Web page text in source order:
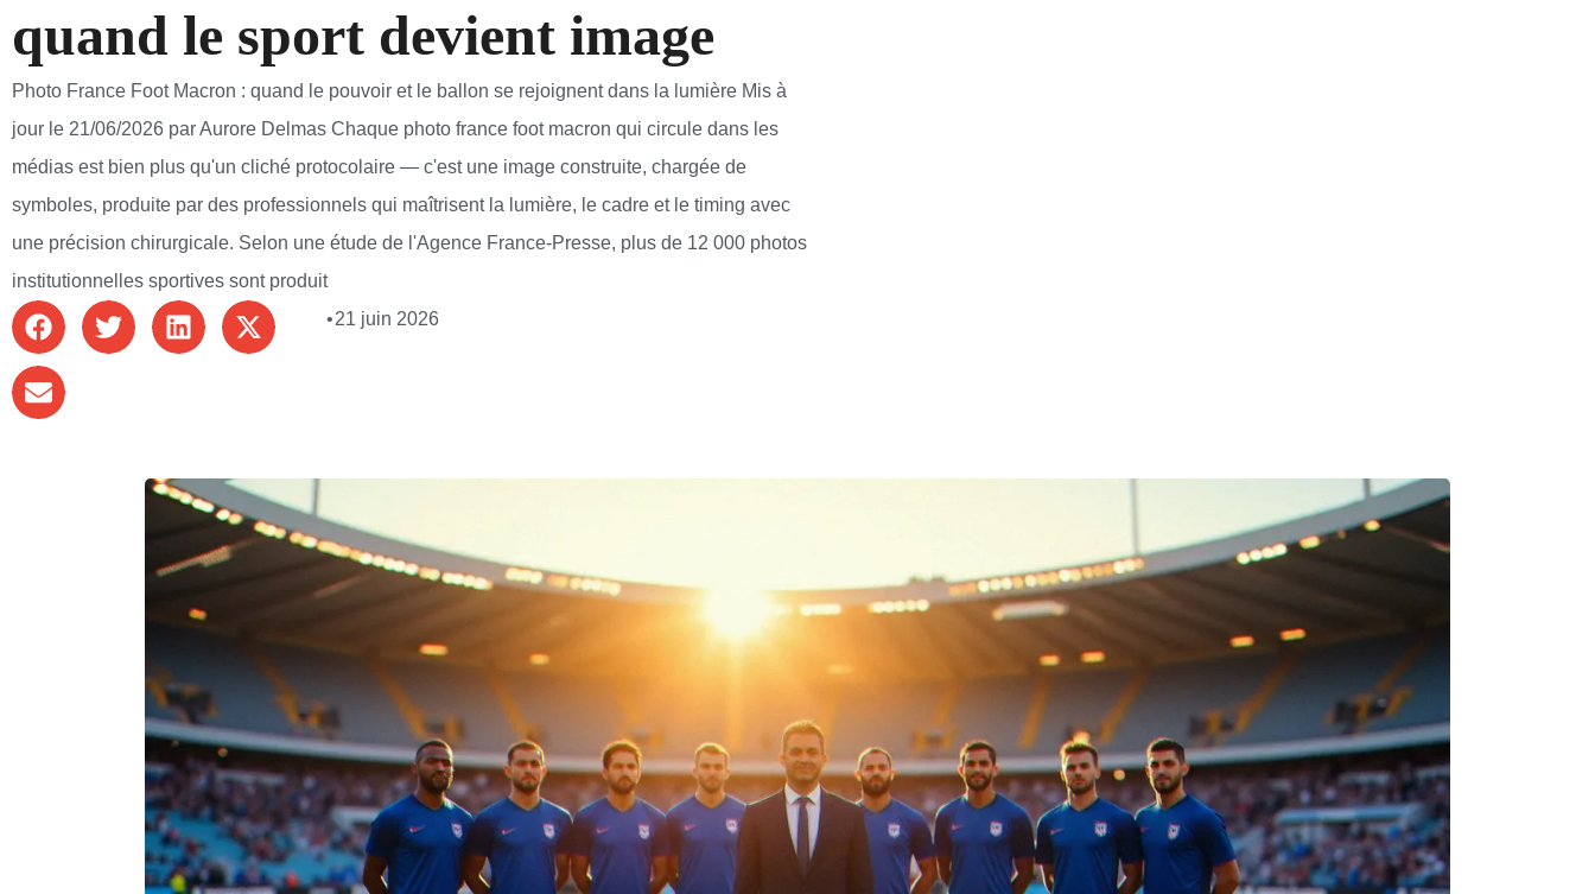
quand le sport devient image
Photo France Foot Macron : quand le pouvoir et le ballon se rejoignent dans la lumière Mis à
jour le 21/06/2026 par Aurore Delmas Chaque photo france foot macron qui circule dans les
médias est bien plus qu'un cliché protocolaire — c'est une image construite, chargée de
symboles, produite par des professionnels qui maîtrisent la lumière, le cadre et le timing avec
une précision chirurgicale. Selon une étude de l'Agence France-Presse, plus de 12 000 photos
institutionnelles sportives sont produit
•21 juin 2026